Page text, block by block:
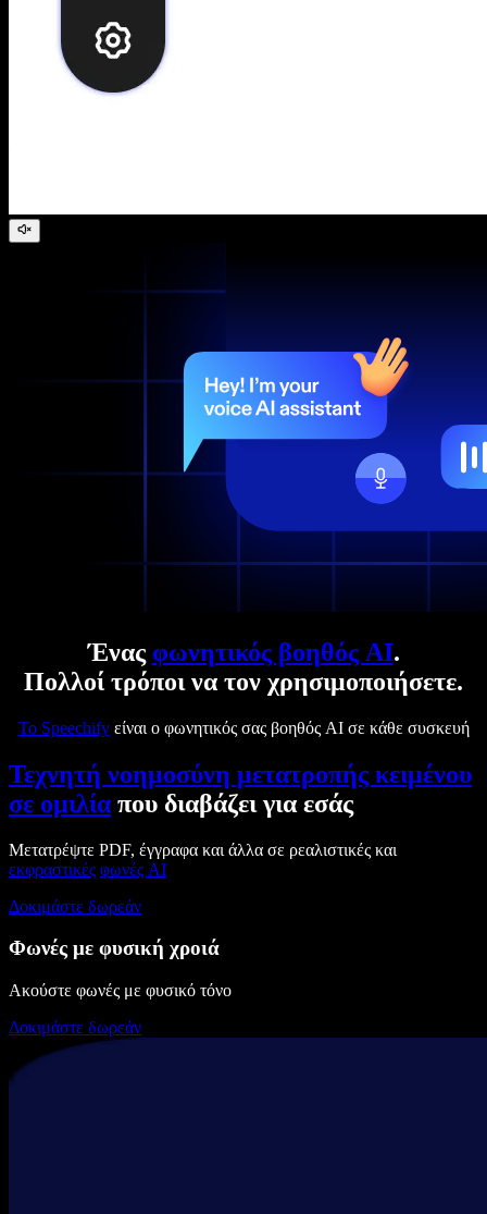
Ένας φωνητικός βοηθός AI.
Πολλοί τρόποι να τον χρησιμοποιήσετε.
Το Speechifyείναι ο φωνητικός σας βοηθός AI σε κάθε συσκευή
Τεχνητή νοημοσύνη μετατροπής κειμένου
σε ομιλία που διαβάζει για εσάς
Μετατρέψτε PDF, έγγραφα και άλλα σε ρεαλιστικές και
εκφραστικές φωνές AI
Δοκιμάστε δωρεάν
Φωνές με φυσική χροιά
Ακούστε φωνές με φυσικό τόνο
Δοκιμάστε δωρεάν